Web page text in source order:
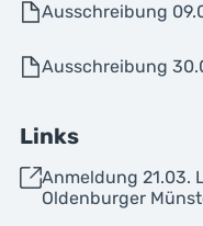
Ausschreibung
Ausschreibung
Links
Anmeldung 21.03.
Oldenburger